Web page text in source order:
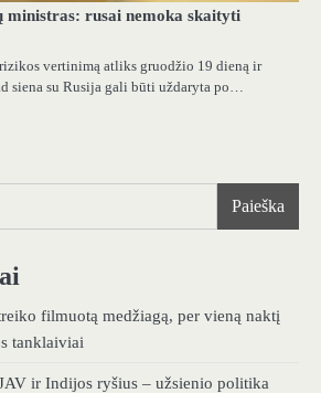
ministras: rusai nemoka skaityti
vertinimą atliks gruodžio 19 dieną ir
siena su Rusija gali būti uždaryta po…
Paieška
filmuotą medžiagą, per vieną naktį
tanklaiviai
ir Indijos ryšius – užsienio politika